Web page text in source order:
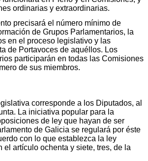
ordinarias y extraordinarias.
precisará el número mínimo de
de Grupos Parlamentarios, la
en el proceso legislativo y las
de Portavoces de aquéllos. Los
participarán en todas las Comisiones
de sus miembros.
corresponde a los Diputados, al
La iniciativa popular para la
de ley que hayan de ser
de Galicia se regulará por éste
con lo que establezca la ley
el artículo ochenta y siete, tres, de la